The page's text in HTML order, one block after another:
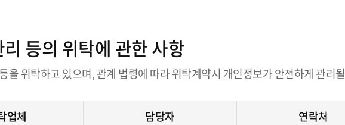
등의 위탁에 관한 사항
을 위탁하고 있으며, 관계 법령에 따라 위탁계약시 개인정보가 안전하게 관리
업체 담당자 연락처